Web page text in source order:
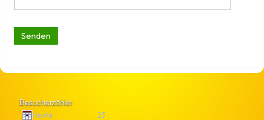
Senden
Besucherzähler
Heute
23